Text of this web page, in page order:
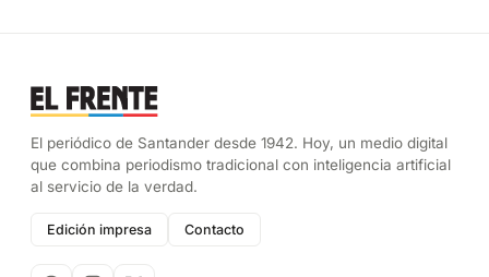
El periódico de Santander desde 1942. Hoy, un medio digital
que combina periodismo tradicional con inteligencia artificial
al servicio de la verdad.
Edición impresa Contacto